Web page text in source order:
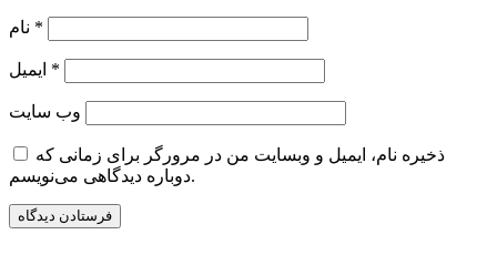
*
*
وب‌ سایت
ذخیره نام، ایمیل و وبسایت من در مرورگر برای زمانی که
دوباره دیدگاهی می‌نویسم.